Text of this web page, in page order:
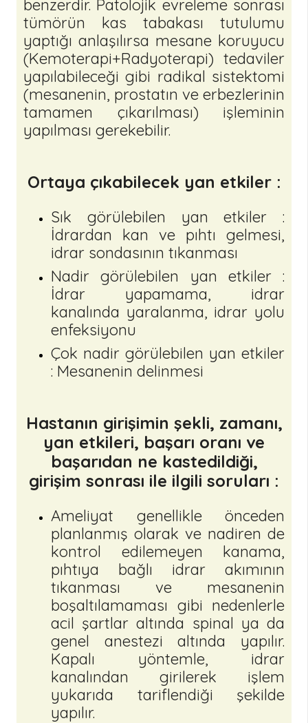
benzerdir. Patolojik evreleme sonrası
tümörün kas tabakası tutulumu
yaptığı anlaşılırsa mesane koruyucu
(Kemoterapi+Radyoterapi) tedaviler
yapılabileceği gibi radikal sistektomi
(mesanenin, prostatın ve erbezlerinin
tamamen çıkarılması) işleminin
yapılması gerekebilir.
Ortaya çıkabilecek yan etkiler :
Sık görülebilen yan etkiler :
İdrardan kan ve pıhtı gelmesi,
idrar sondasının tıkanması
Nadir görülebilen yan etkiler :
İdrar yapamama, idrar
kanalında yaralanma, idrar yolu
enfeksiyonu
Çok nadir görülebilen yan etkiler
: Mesanenin delinmesi
Hastanın girişimin şekli, zamanı,
yan etkileri, başarı oranı ve
başarıdan ne kastedildiği,
girişim sonrası ile ilgili soruları :
Ameliyat genellikle önceden
planlanmış olarak ve nadiren de
kontrol edilemeyen kanama,
pıhtıya bağlı idrar akımının
tıkanması ve mesanenin
boşaltılamaması gibi nedenlerle
acil şartlar altında spinal ya da
genel anestezi altında yapılır.
Kapalı yöntemle, idrar
kanalından girilerek işlem
yukarıda tariflendiği şekilde
yapılır.